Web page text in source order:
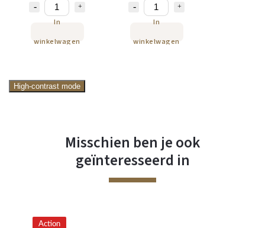
In
winkelwagen
In
winkelwagen
High-contrast mode
Misschien ben je ook
geïnteresseerd in
Action